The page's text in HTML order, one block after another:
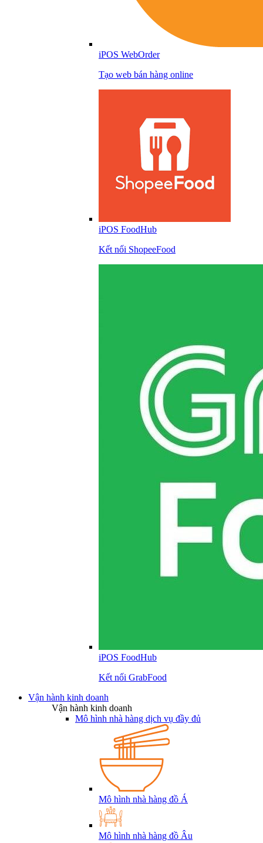
iPOS WebOrder
Tạo web bán hàng online
iPOS FoodHub
Kết nối ShopeeFood
iPOS FoodHub
Kết nối GrabFood
Vận hành kinh doanh
Vận hành kinh doanh
Mô hình nhà hàng dịch vụ đầy đủ
Mô hình nhà hàng đồ Á
Mô hình nhà hàng đồ Âu